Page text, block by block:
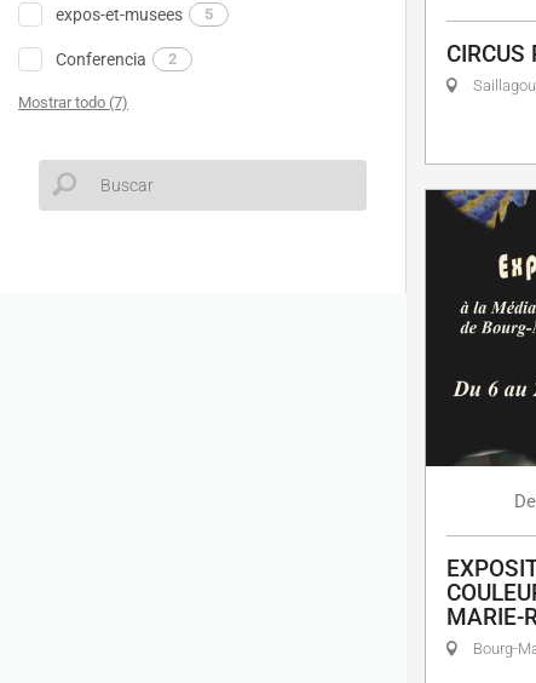
expos-et-musees 5
Conferencia 2
Mostrar todo (7)
CIRCUS
Del
MARIE-
Bourg-